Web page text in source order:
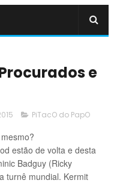
e
PiTacO do PapO
estão de volta e desta
Badguy (Ricky
turnê mundial. Kermit